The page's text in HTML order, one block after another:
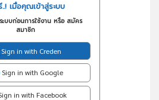
เมื่อคุณเข้าสู่ระบบ
ะบบก่อนการใช้งาน หรือ สมัคร
สมาชิก
Sign in with Creden
Sign in with Google
in with Facebook